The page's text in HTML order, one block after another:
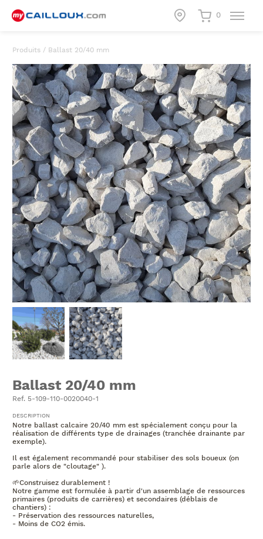
0
Produits / Ballast 20/40 mm
Ballast 20/40 mm
Ref. 5-109-110-0020040-1
DESCRIPTION
Notre ballast calcaire 20/40 mm est spécialement conçu pour la
réalisation de différents type de drainages (tranchée drainante par
exemple).
Il est également recommandé pour stabiliser des sols boueux (on
parle alors de "cloutage" ).
🌱Construisez durablement !
Notre gamme est formulée à partir d'un assemblage de ressources
primaires (produits de carrières) et secondaires (déblais de
chantiers) :
- Préservation des ressources naturelles,
- Moins de CO2 émis.